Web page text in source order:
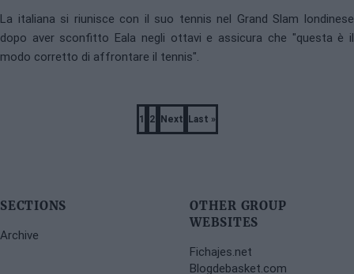
La italiana si riunisce con il suo tennis nel Grand Slam londinese
dopo aver sconfitto Eala negli ottavi e assicura che "questa è il
modo corretto di affrontare il tennis".
Page
1
Page
2
Next
Next
Last
Last »
SECTIONS
Archive
OTHER GROUP
WEBSITES
Fichajes.net
Blogdebasket.com